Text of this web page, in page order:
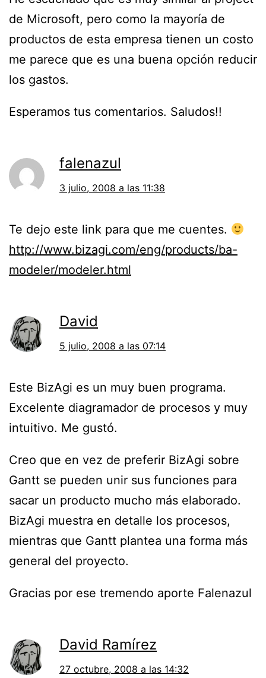
de Microsoft, pero como la mayoría de
productos de esta empresa tienen un costo
me parece que es una buena opción reducir
los gastos.
Esperamos tus comentarios. Saludos!!
falenazul
3 julio, 2008 a las 11:38
Te dejo este link para que me cuentes.
http://www.bizagi.com/eng/products/ba-
modeler/modeler.html
David
5 julio, 2008 a las 07:14
Este BizAgi es un muy buen programa.
Excelente diagramador de procesos y muy
intuitivo. Me gustó.
Creo que en vez de preferir BizAgi sobre
Gantt se pueden unir sus funciones para
sacar un producto mucho más elaborado.
BizAgi muestra en detalle los procesos,
mientras que Gantt plantea una forma más
general del proyecto.
Gracias por ese tremendo aporte Falenazul
David Ramírez
27 octubre, 2008 a las 14:32